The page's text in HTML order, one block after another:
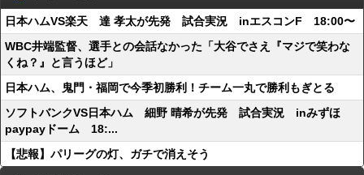
日本ハムVS楽天 達 孝太が先発 試合実況 inエスコンF 18:00〜
WBC井端監督、選手との会話なかった「大谷でさえ『マジで笑わな
くね？』と言うほど」
日本ハム、鬼門・福岡で今季初勝利！チーム一丸で勝利もぎとる
ソフトバンクVS日本ハム 細野 晴希が先発 試合実況 inみずほ
paypayドーム 18:...
【悲報】パリーグの灯、ガチで消えそう